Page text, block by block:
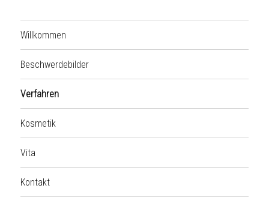
Willkommen
Beschwerdebilder
Verfahren
Kosmetik
Vita
Kontakt